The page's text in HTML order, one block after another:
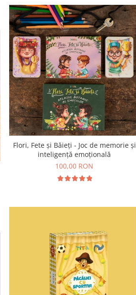
Flori, Fete și Băieți - Joc de memorie și
inteligență emoțională
100,00 RON